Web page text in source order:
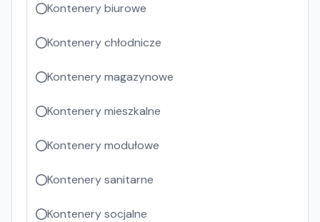
Kontenery biurowe
Kontenery chłodnicze
Kontenery magazynowe
Kontenery mieszkalne
Kontenery modułowe
Kontenery sanitarne
Kontenery socjalne